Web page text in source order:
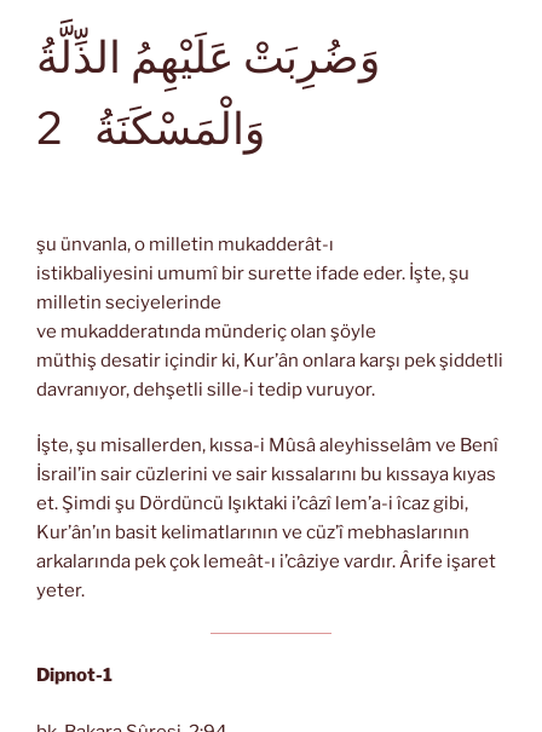
وَضُرِبَتْ عَلَيْهِمُ الذِّلَّةُ
وَالْمَسْكَنَةُ
şu ünvanla, o milletin mukadderât-ı
istikbaliyesini umumî bir surette ifade eder. İşte, şu
milletin seciyelerinde
ve mukadderatında münderiç olan şöyle
müthiş desatir içindir ki, Kur’ân onlara karşı pek şiddetli
davranıyor, dehşetli sille-i tedip vuruyor.
İşte, şu misallerden, kıssa-i Mûsâ aleyhisselâm ve Benî
İsrail’in sair cüzlerini ve sair kıssalarını bu kıssaya kıyas
et. Şimdi şu Dördüncü Işıktaki i’câzî lem’a-i îcaz gibi,
Kur’ân’ın basit kelimatlarının ve cüz’î mebhaslarının
arkalarında pek çok lemeât-ı i’câziye vardır. Ârife işaret
yeter.
Dipnot-1